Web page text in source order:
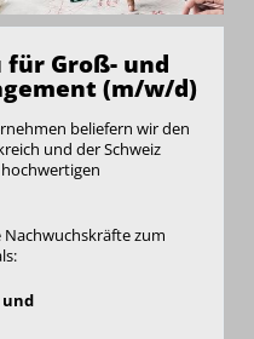
Groß- und
(m/w/d)
beliefern wir den
und der Schweiz
Nachwuchskräfte zum